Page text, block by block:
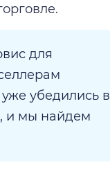
для
убедились в
и мы найдем